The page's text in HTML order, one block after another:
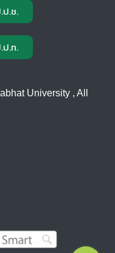
ป.ช.
ป.ท.
University , All